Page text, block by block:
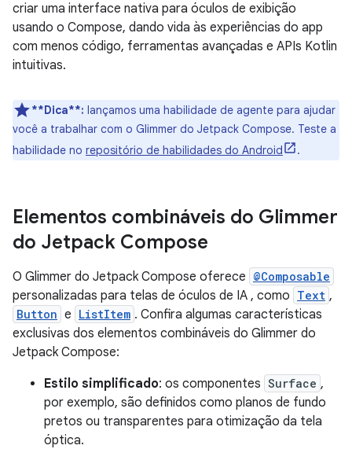
criar uma interface nativa para óculos de exibição
usando o Compose, dando vida às experiências do app
com menos código, ferramentas avançadas e APIs Kotlin
intuitivas.
**Dica**: lançamos uma habilidade de agente para ajudar
você a trabalhar com o Glimmer do Jetpack Compose. Teste a
habilidade no repositório de habilidades do Android .
Elementos combináveis do Glimmer
do Jetpack Compose
O Glimmer do Jetpack Compose oferece @Composable
personalizadas para telas de óculos de IA , como Text ,
Button e ListItem . Confira algumas características
exclusivas dos elementos combináveis do Glimmer do
Jetpack Compose:
Estilo simplificado: os componentes Surface ,
por exemplo, são definidos como planos de fundo
pretos ou transparentes para otimização da tela
óptica.